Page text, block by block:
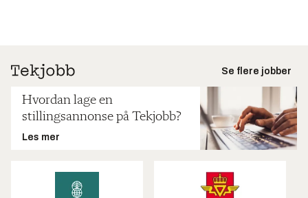
Se flere jobber
Hvordan lage en
stillingsannonse på Tekjobb?
Les mer